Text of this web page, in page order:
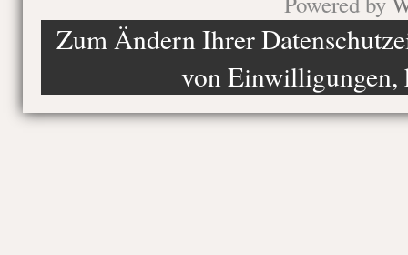
Zum Ändern Ihrer
von